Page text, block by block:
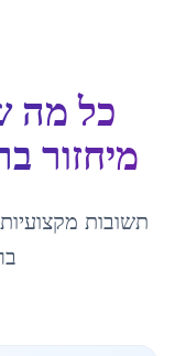
כל מה
מיחזור
תשובות